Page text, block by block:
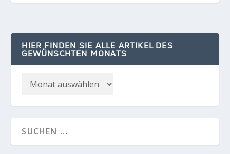
HIER FINDEN SIE ALLE ARTIKEL DES
GEWÜNSCHTEN MONATS